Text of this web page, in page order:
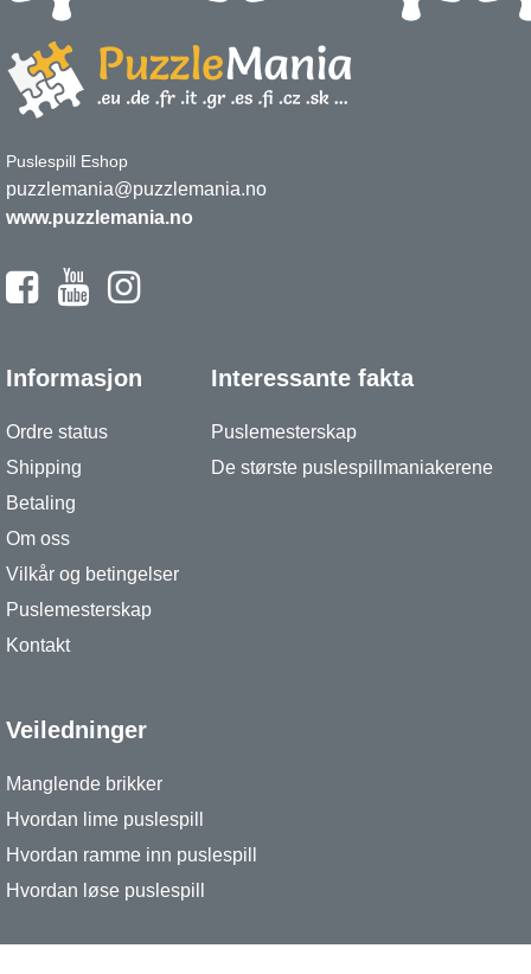
Puslespill Eshop
puzzlemania@puzzlemania.no
www.puzzlemania.no
Informasjon
Ordre status
Shipping
Betaling
Om oss
Vilkår og betingelser
Puslemesterskap
Kontakt
Interessante fakta
Puslemesterskap
De største puslespillmaniakerene
Veiledninger
Manglende brikker
Hvordan lime puslespill
Hvordan ramme inn puslespill
Hvordan løse puslespill